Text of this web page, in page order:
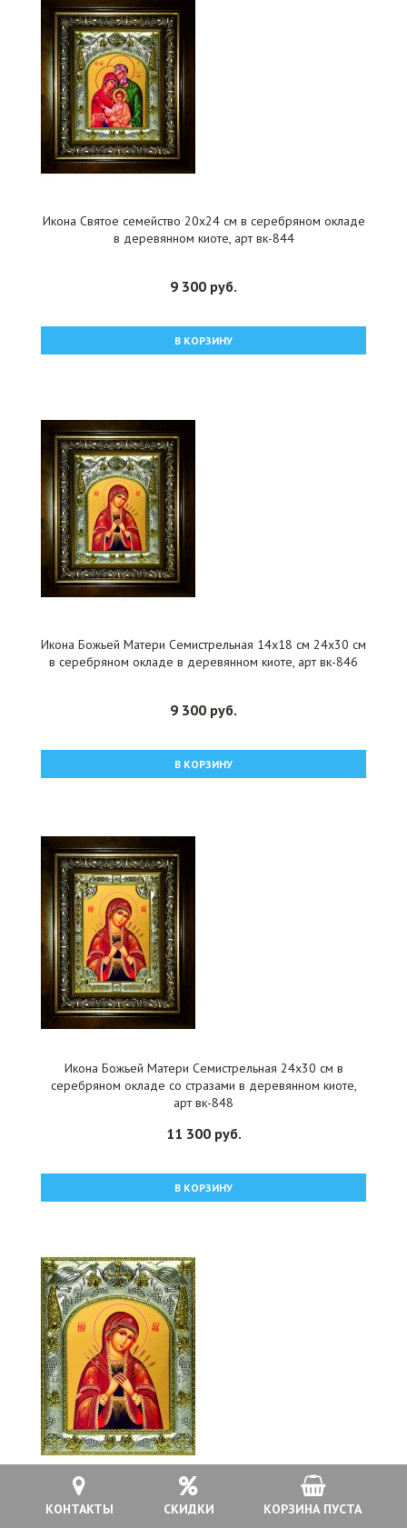
КОНТАКТЫ СКИДКИ КОРЗИНА ПУСТА
Икона Святое семейство 20x24 см в серебряном окладе
в деревянном киоте, арт вк-844
9 300 руб.
В КОРЗИНУ
Икона Божьей Матери Семистрельная 14x18 см 24x30 см
в серебряном окладе в деревянном киоте, арт вк-846
9 300 руб.
В КОРЗИНУ
Икона Божьей Матери Семистрельная 24x30 см в
серебряном окладе со стразами в деревянном киоте,
арт вк-848
11 300 руб.
В КОРЗИНУ
Икона Божьей Матери Семистрельная 14x18 см в
серебряном окладе, арт вк-845